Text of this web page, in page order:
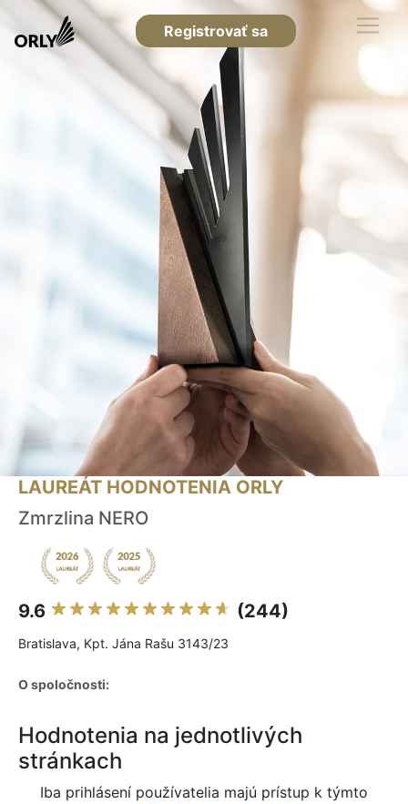
Registrovať sa
LAUREÁT HODNOTENIA ORLY
Zmrzlina NERO
9.6 (244)
Bratislava, Kpt. Jána Rašu 3143/23
O spoločnosti:
Hodnotenia na jednotlivých
stránkach
Iba prihlásení používatelia majú prístup k týmto